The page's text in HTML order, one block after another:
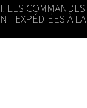
LES COMMANDES
EXPÉDIÉES À LA